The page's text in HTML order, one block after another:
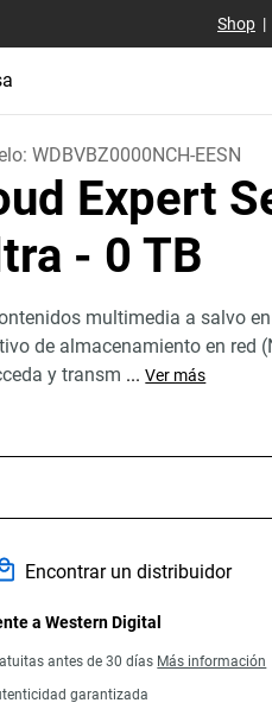
Shop|
WDBVBZ0000NCH-EESN
Expert
- 0 TB
multimedia a salvo
de almacenamiento en red
y transm ... Ver más
Encontrar un distribuidor
a Western Digital
antes de 30 días Más información
garantizada